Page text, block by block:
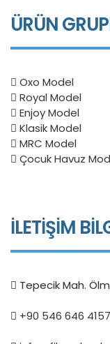
ÜRÜN
Oxo Model
Royal Model
Enjoy Model
Klasik Model
MRC Model
Çocuk Havuz
İLETİŞİM
Tepecik Mah.
+90 546 646 4157